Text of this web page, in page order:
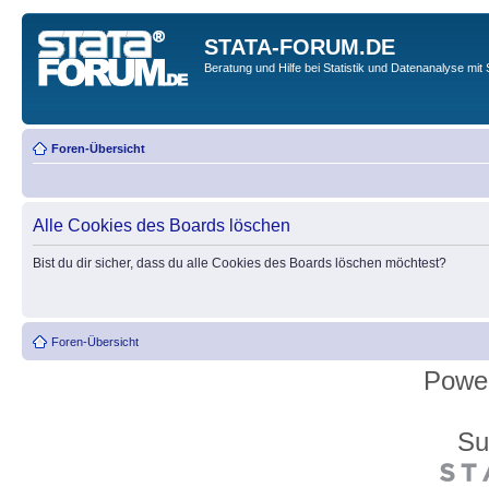
STATA-FORUM.DE
Beratung und Hilfe bei Statistik und Datenanalyse mit
Foren-Übersicht
Alle Cookies des Boards löschen
Bist du dir sicher, dass du alle Cookies des Boards löschen möchtest?
Foren-Übersicht